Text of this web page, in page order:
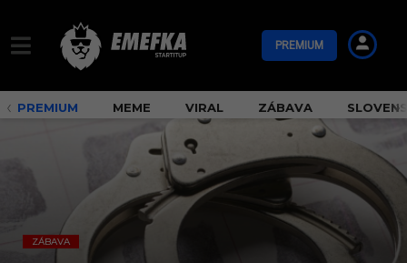
PREMIUM
PREMIUM MEME VIRAL ZÁBAVA
ZÁBAVA